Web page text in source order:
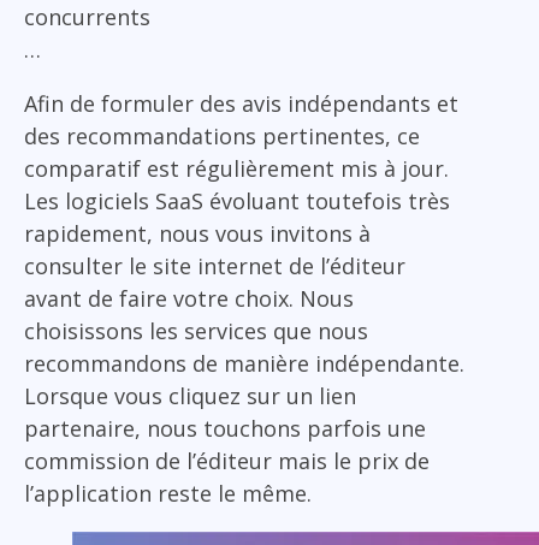
concurrents
…
Afin de formuler des avis indépendants et
des recommandations pertinentes, ce
comparatif est régulièrement mis à jour.
Les logiciels SaaS évoluant toutefois très
rapidement, nous vous invitons à
consulter le site internet de l’éditeur
avant de faire votre choix. Nous
choisissons les services que nous
recommandons de manière indépendante.
Lorsque vous cliquez sur un lien
partenaire, nous touchons parfois une
commission de l’éditeur mais le prix de
l’application reste le même.